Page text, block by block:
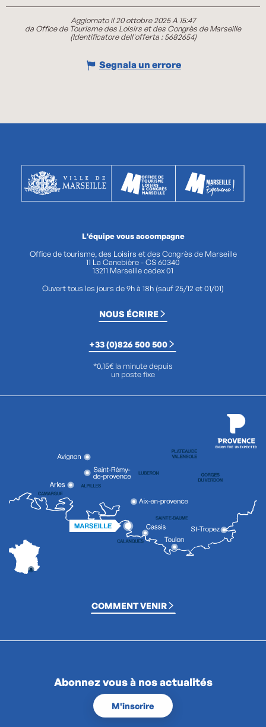
Aggiornato il 20 ottobre 2025 A 15:47
da Office de Tourisme des Loisirs et des Congrès de Marseille
(Identificatore dell'offerta :5682654)
Segnala un errore
L'équipe vous accompagne
Office de tourisme, des Loisirs et des Congrès de Marseille
11 La Canebière - CS 60340
13211 Marseille cedex 01
Ouvert tous les jours de 9h à 18h (sauf 25/12 et 01/01)
NOUS ÉCRIRE
+33 (0)826 500 500
*0,15€ la minute depuis
un poste fixe
COMMENT VENIR
Abonnez vous à nos actualités
M'inscrire